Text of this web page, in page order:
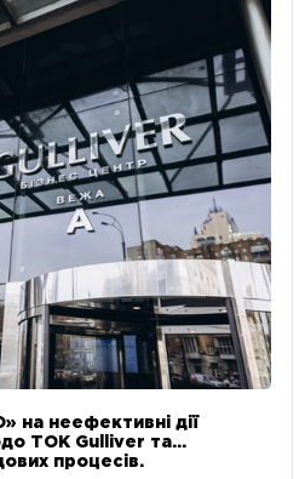
на неефективні дії
ТОК Gulliver та
процесів.